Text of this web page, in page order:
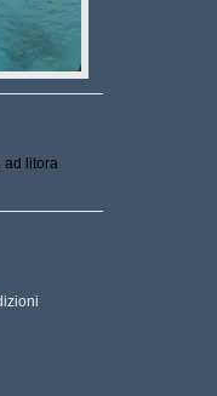
ad litora